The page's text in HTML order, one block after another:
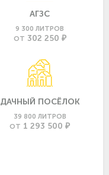
АГЗС
9 300 ЛИТРОВ
ОТ 302 250 ₽
ДАЧНЫЙ ПОСЁЛОК
39 800 ЛИТРОВ
ОТ 1 293 500 ₽